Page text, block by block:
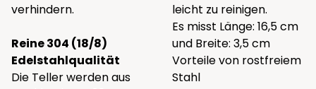
verhindern.
Reine 304 (18/8)
Edelstahlqualität
Die Teller werden aus
leicht zu reinigen.
Es misst Länge: 16,5 cm
und Breite: 3,5 cm
Vorteile von rostfreiem
Stahl